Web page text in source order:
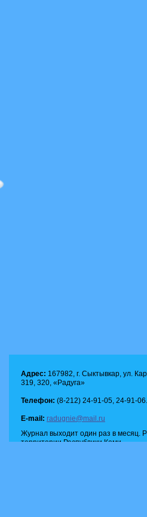
Адрес: 167982, г. Сыктывкар, ул.
319, 320, «Радуга»
Телефон: (8-212) 24-91-05, 24-91-06.
E-mail: radugnie@mail.ru
Журнал выходит один раз в месяц.
территории Республики Коми.